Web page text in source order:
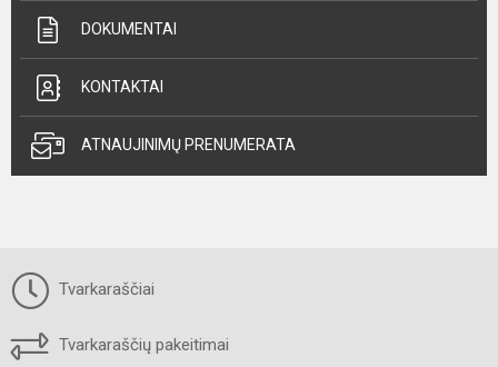
DOKUMENTAI
KONTAKTAI
ATNAUJINIMŲ PRENUMERATA
Tvarkaraščiai
Tvarkaraščių pakeitimai